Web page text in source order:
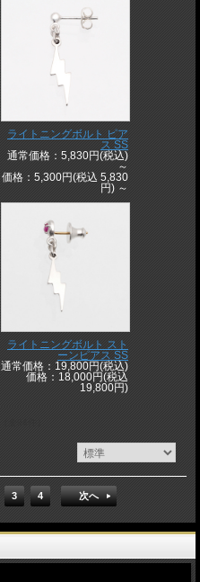
ライトニングボルト ピア
ス SS
通常価格：5,830円(税込)
～
価格：5,300円(税込 5,830
円) ～
ライトニングボルト スト
ーンピアス SS
通常価格：19,800円(税込)
価格：18,000円(税込
19,800円)
3 4 次へ